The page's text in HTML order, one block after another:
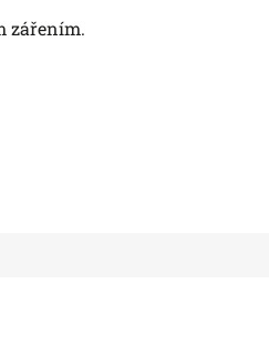
zářením.